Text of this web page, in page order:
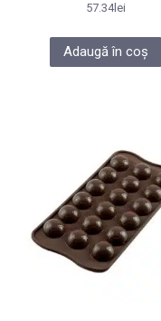
57.34lei
Adaugă în coș